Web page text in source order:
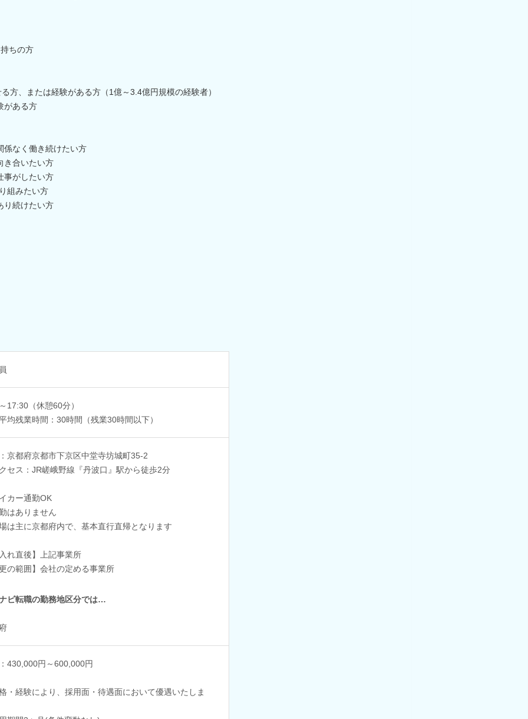
ちの方
方、または経験がある方（1億～3.4億円規模の経験者）
がある方
係なく働き続けたい方
き合いたい方
事がしたい方
組みたい方
り続けたい方
17:30（休憩60分）
均残業時間：30時間（残業30時間以下）
京都府京都市下京区中堂寺坊城町35-2
セス：JR嵯峨野線『丹波口』駅から徒歩2分
カー通勤OK
はありません
は主に京都府内で、基本直行直帰となります
れ直後】上記事業所
の範囲】会社の定める事業所
ビ転職の勤務地区分では…
430,000円～600,000円
・経験により、採用面・待遇面において優遇いたしま